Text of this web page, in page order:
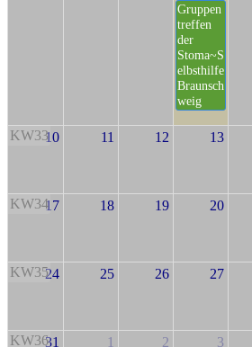
Gruppen
treffen
der
Stoma~S
elbsthilfe
Braunsch
weig
KW3310 11 12 13
KW3417 18 19 20
KW3524 25 26 27
KW3631 1 2 3